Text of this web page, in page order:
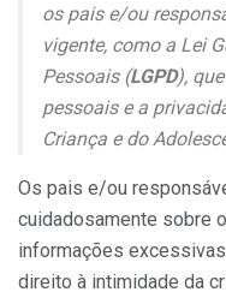
os pais e/ou
vigente, como a Lei
Pessoais (LGPD),
pessoais e a
Criança e do
Os pais e/ou
cuidadosamente sobre
informações
direito à intimidade da